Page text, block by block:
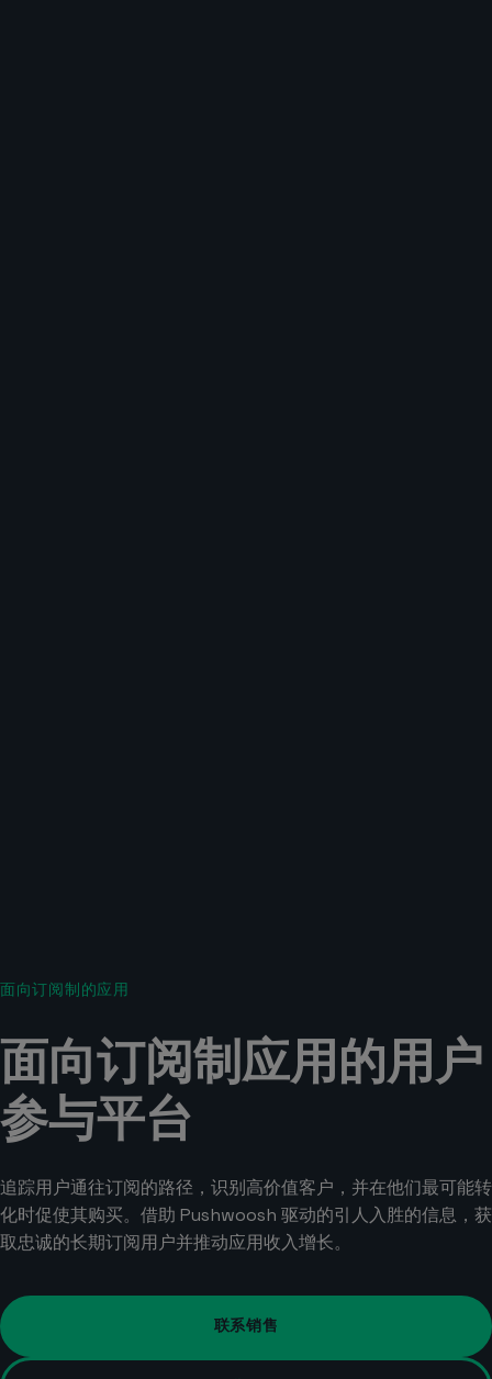
面向订阅制的应用
面向订阅制应用的用户
参与平台
追踪用户通往订阅的路径，识别高价值客户，并在他们最可能转
化时促使其购买。借助 Pushwoosh 驱动的引人入胜的信息，获
取忠诚的长期订阅用户并推动应用收入增长。
联系销售